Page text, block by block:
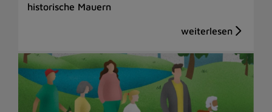
historische Mauern